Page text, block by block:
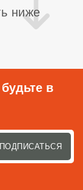
ниже
в
ПОДПИСАТЬСЯ